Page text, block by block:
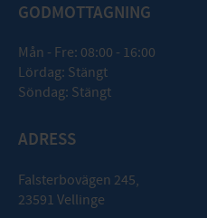
GODMOTTAGNING
Mån - Fre: 08:00 - 16:00
Lördag: Stängt
Söndag: Stängt
ADRESS
Falsterbovägen 245,
23591 Vellinge